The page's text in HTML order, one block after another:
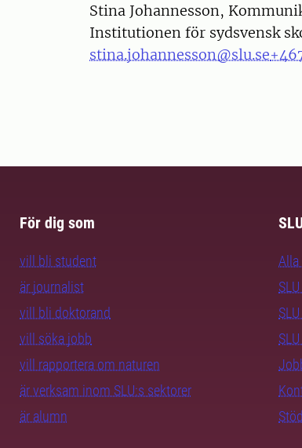
PersonStina Johannesson,
Institutionen för sydsvensk
stina.johannesson@slu.se
För dig som
vill bli student
är journalist
vill bli doktorand
vill söka jobb
vill rapportera om naturen
är verksam inom SLU:s sektorer
är alumn
Alla